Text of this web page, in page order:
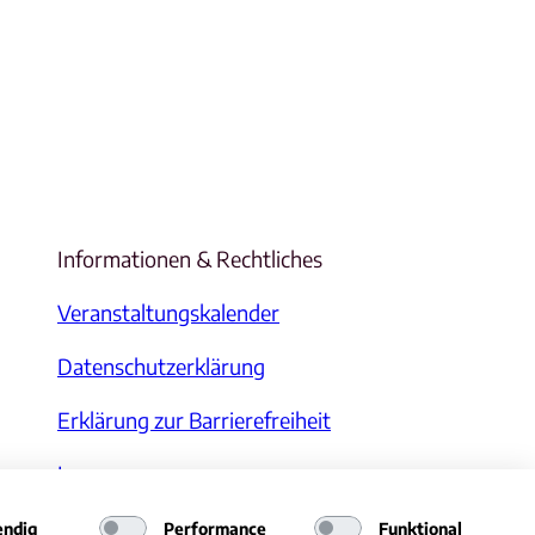
Informationen & Rechtliches
Veranstaltungskalender
Datenschutzerklärung
Erklärung zur Barrierefreiheit
Impressum
Performance Funktional